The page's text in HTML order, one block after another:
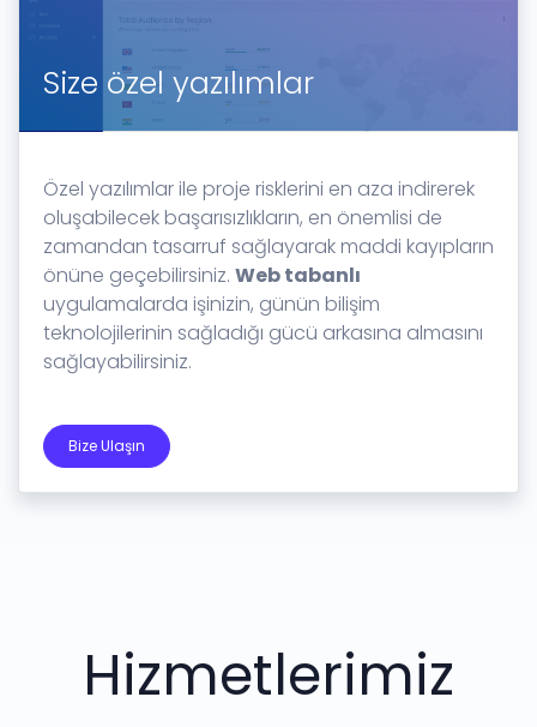
Size özel yazılımlar
Özel yazılımlar ile proje risklerini en aza indirerek
oluşabilecek başarısızlıkların, en önemlisi de
zamandan tasarruf sağlayarak maddi kayıpların
önüne geçebilirsiniz. Web tabanlı
uygulamalarda işinizin, günün bilişim
teknolojilerinin sağladığı gücü arkasına almasını
sağlayabilirsiniz.
Bize Ulaşın
Hizmetlerimiz